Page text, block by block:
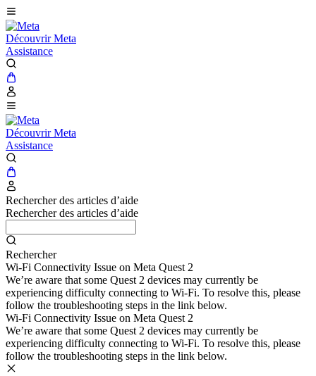
Découvrir Meta
Assistance
Découvrir Meta
Assistance
Rechercher des articles d’aide
Rechercher des articles d’aide
Rechercher
Wi-Fi Connectivity Issue on Meta Quest 2
We’re aware that some Quest 2 devices may currently be
experiencing difficulty connecting to Wi-Fi. To resolve this, please
follow the troubleshooting steps in the link below.
Wi-Fi Connectivity Issue on Meta Quest 2
We’re aware that some Quest 2 devices may currently be
experiencing difficulty connecting to Wi-Fi. To resolve this, please
follow the troubleshooting steps in the link below.